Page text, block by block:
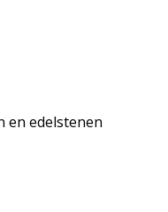
en edelstenen